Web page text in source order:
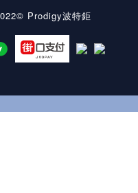
Prodigy波特鉅